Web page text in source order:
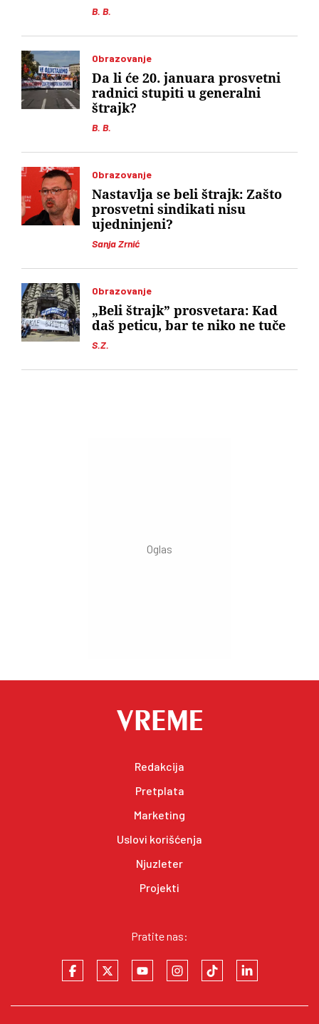
B. B.
Obrazovanje
B. B.
Da li će 20. januara prosvetni
radnici stupiti u generalni
štrajk?
Obrazovanje
Sanja Zrnić
Nastavlja se beli štrajk: Zašto
prosvetni sindikati nisu
ujedninjeni?
Obrazovanje
S.Z.
„Beli štrajk” prosvetara: Kad
daš peticu, bar te niko ne tuče
Redakcija
Pretplata
Marketing
Uslovi korišćenja
Njuzleter
Projekti
Pratite nas: